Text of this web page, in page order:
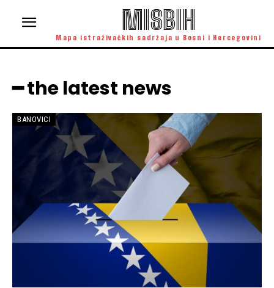
MISBIH
Mapa istraživačkih sadržaja u Bosni i Hercegovini
━ the latest news
BANOVICI